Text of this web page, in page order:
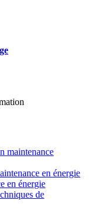
maintenance
en énergie
en énergie
de